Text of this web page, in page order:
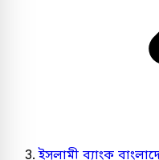
ইসলামী ব্যাংক